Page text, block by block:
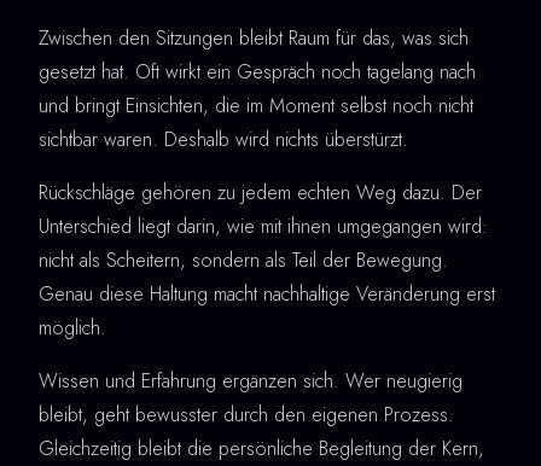
Zwischen den Sitzungen bleibt Raum für das, was sich
gesetzt hat. Oft wirkt ein Gespräch noch tagelang nach
und bringt Einsichten, die im Moment selbst noch nicht
sichtbar waren. Deshalb wird nichts überstürzt.
Rückschläge gehören zu jedem echten Weg dazu. Der
Unterschied liegt darin, wie mit ihnen umgegangen wird:
nicht als Scheitern, sondern als Teil der Bewegung.
Genau diese Haltung macht nachhaltige Veränderung erst
möglich.
Wissen und Erfahrung ergänzen sich. Wer neugierig
bleibt, geht bewusster durch den eigenen Prozess.
Gleichzeitig bleibt die persönliche Begleitung der Kern,